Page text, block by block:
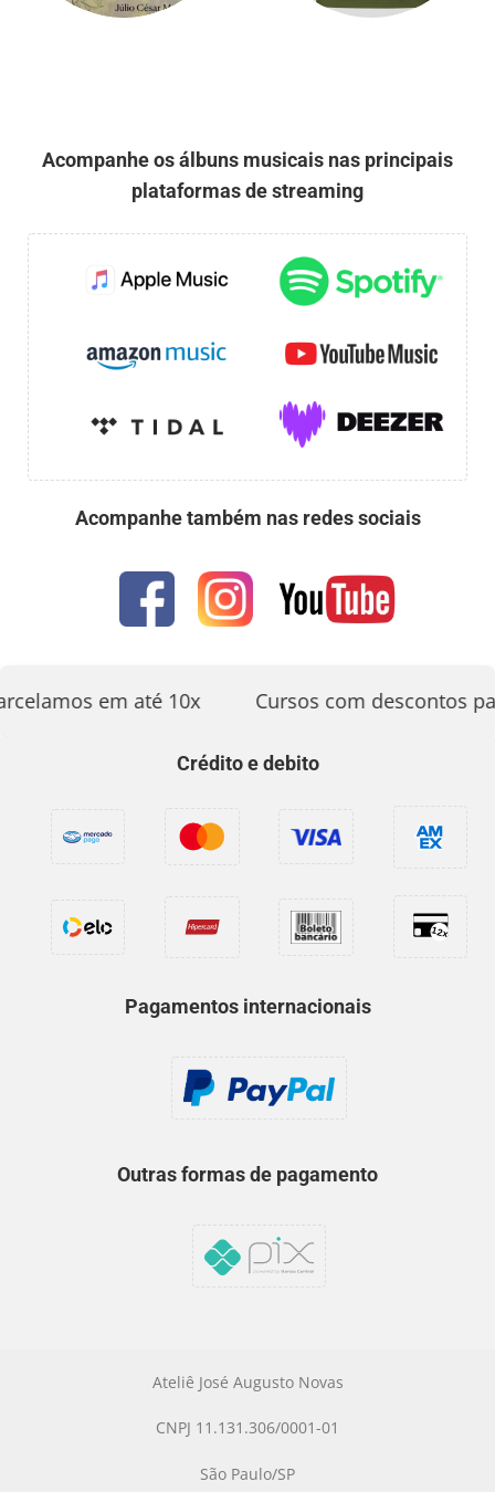
Acompanhe os álbuns musicais nas principais
plataformas de streaming
Acompanhe também nas redes sociais
em até 10x Cursos com descontos
Crédito e debito
Pagamentos internacionais
Outras formas de pagamento
Ateliê José Augusto Novas
CNPJ 11.131.306/0001-01
São Paulo/SP